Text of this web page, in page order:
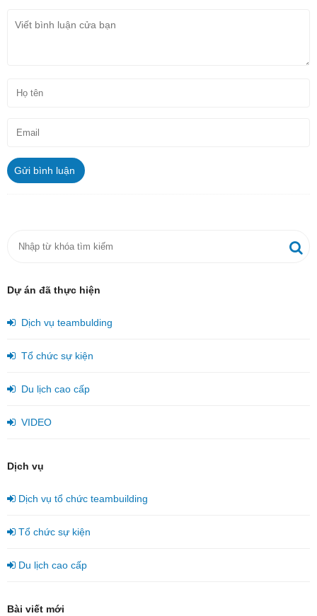
Gửi bình luận
Dự án đã thực hiện
Dịch vụ teambulding
Tổ chức sự kiện
Du lịch cao cấp
VIDEO
Dịch vụ
Dịch vụ tổ chức teambuilding
Tổ chức sự kiện
Du lịch cao cấp
Bài viết mới